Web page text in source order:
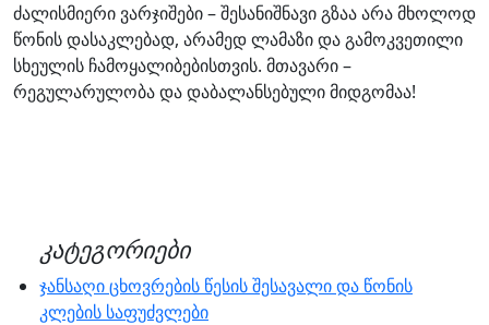
ძალისმიერი ვარჯიშები – შესანიშნავი გზაა არა მხოლოდ
წონის დასაკლებად, არამედ ლამაზი და გამოკვეთილი
სხეულის ჩამოყალიბებისთვის. მთავარი –
რეგულარულობა და დაბალანსებული მიდგომაა!
კატეგორიები
ჯანსაღი ცხოვრების წესის შესავალი და წონის
კლების საფუძვლები